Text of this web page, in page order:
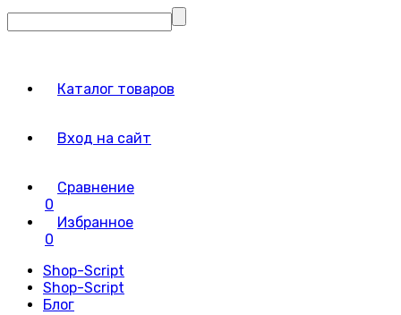
Каталог товаров
Вход на сайт
Сравнение
0
Избранное
0
Shop-Script
Shop-Script
Блог